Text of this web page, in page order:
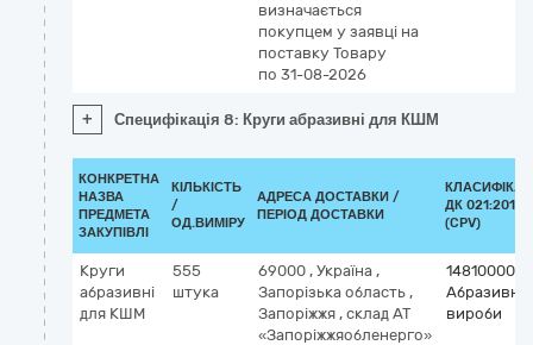
визначається
покупцем у заявці на
поставку Товару
по 31-08-2026
+ Специфікація 8: Круги абразивні для КШМ
КОНКРЕТНА
НАЗВА
ПРЕДМЕТА
ЗАКУПІВЛІ
КІЛЬКІСТЬ
/
ОД.ВИМІРУ
АДРЕСА ДОСТАВКИ /
ПЕРІОД ДОСТАВКИ
ДК 021:2015
(CPV)
Круги
абразивні
для КШМ
555
штука
69000 , Україна ,
Запорізька область ,
Запоріжжя , склад АТ
«Запоріжжяобленерго»
14810000-2
Абразивні
вироби